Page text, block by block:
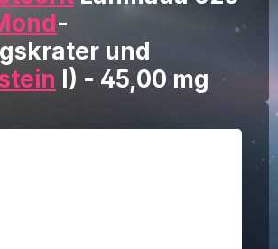
-
und
I) - 45,00 mg